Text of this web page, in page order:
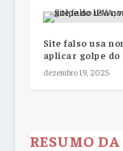
Site falso usa
aplicar golpe do
dezembro 19, 2025
RESUMO